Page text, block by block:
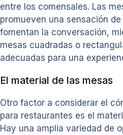
entre los comensales. Las
promueven una sensación
fomentan la conversación,
mesas cuadradas o
adecuadas para una
El material de las mesas
Otro factor a considerar el
para restaurantes es el
Hay una amplia variedad de